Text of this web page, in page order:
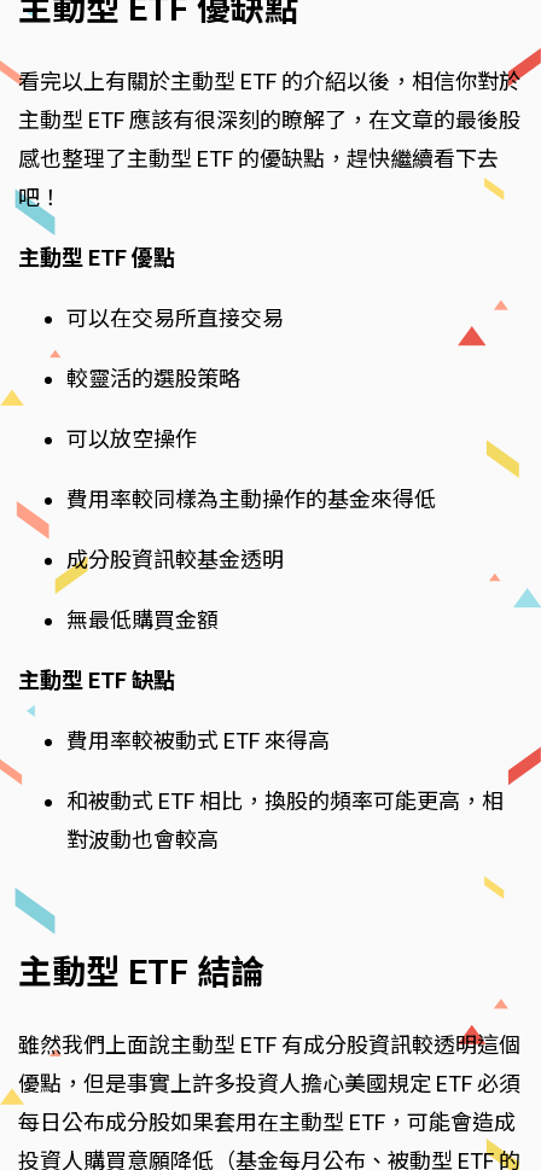
主動型 ETF 優缺點
看完以上有關於主動型 ETF 的介紹以後，相信你對於
主動型 ETF 應該有很深刻的瞭解了，在文章的最後股
感也整理了主動型 ETF 的優缺點，趕快繼續看下去
吧！
主動型 ETF 優點
可以在交易所直接交易
較靈活的選股策略
可以放空操作
費用率較同樣為主動操作的基金來得低
成分股資訊較基金透明
無最低購買金額
主動型 ETF 缺點
費用率較被動式 ETF 來得高
和被動式 ETF 相比，換股的頻率可能更高，相
對波動也會較高
主動型 ETF 結論
雖然我們上面說主動型 ETF 有成分股資訊較透明這個
優點，但是事實上許多投資人擔心美國規定 ETF 必須
每日公布成分股如果套用在主動型 ETF，可能會造成
投資人購買意願降低（基金每月公布、被動型 ETF 的